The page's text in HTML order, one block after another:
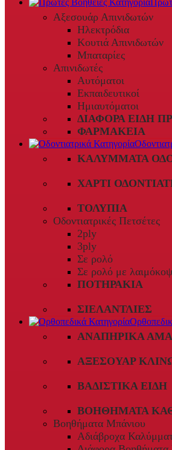
Αξεσουάρ Απινιδωτών
Ηλεκτρόδια
Κουτιά Απινιδωτών
Μπαταρίες
Απινιδωτές
Αυτόματοι
Εκπαιδευτικοί
Ημιαυτόματοι
ΔΙΆΦΟΡΑ ΕΊΔΗ
ΦΑΡΜΑΚΕΊΑ
ΚΑΛΎΜΜΑΤΑ
ΧΑΡΤΊ
ΤΟΛΎΠΙΑ
Οδοντιατρικές Πετσέτες
2ply
3ply
Σε ρολό
Σε ρολό με
ΠΟΤΗΡΆΚΙΑ
ΣΙΕΛΑΝΤΛΊΕΣ
ΑΝΑΠΗΡΙΚΆ
ΑΞΕΣΟΥΆΡ
ΒΑΔΙΣΤΙΚΆ ΕΊΔΗ
ΒΟΗΘΉΜΑΤΑ
Βοηθήματα Μπάνιου
Αδιάβροχα